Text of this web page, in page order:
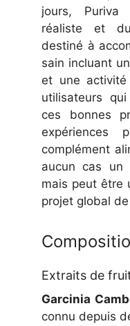
jours, Puriva
réaliste et
destiné à
sain incluant
et une activité
utilisateurs
ces bonnes
expériences
complément
aucun cas un
mais peut être
projet global
Extraits de
Garcinia
connu depuis